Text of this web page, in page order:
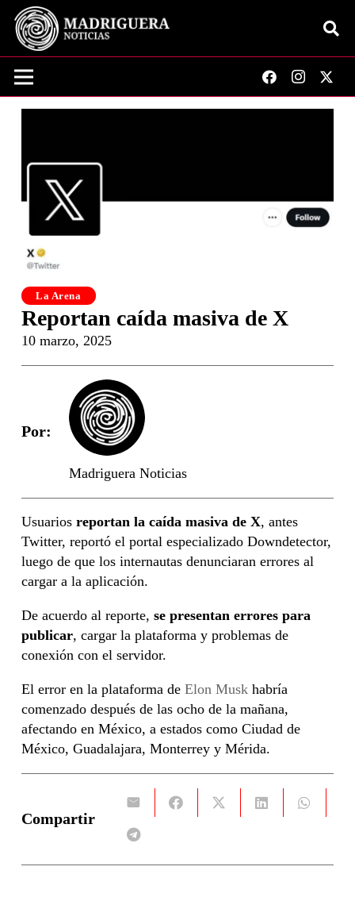
La Arena
Reportan caída masiva de X
10 marzo, 2025
Por:
Madriguera Noticias
Usuarios reportan la caída masiva de X, antes
Twitter, reportó el portal especializado Downdetector,
luego de que los internautas denunciaran errores al
cargar a la aplicación.
De acuerdo al reporte, se presentan errores para
publicar, cargar la plataforma y problemas de
conexión con el servidor.
El error en la plataforma de Elon Musk habría
comenzado después de las ocho de la mañana,
afectando en México, a estados como Ciudad de
México, Guadalajara, Monterrey y Mérida.
Compartir